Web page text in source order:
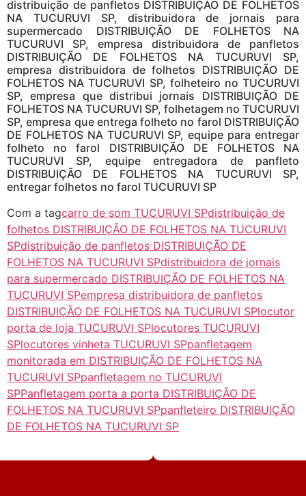
distribuição de panfletos DISTRIBUIÇÃO DE FOLHETOS
NA TUCURUVI SP, distribuidora de jornais para
supermercado DISTRIBUIÇÃO DE FOLHETOS NA
TUCURUVI SP, empresa distribuidora de panfletos
DISTRIBUIÇÃO DE FOLHETOS NA TUCURUVI SP,
empresa distribuidora de folhetos DISTRIBUIÇÃO DE
FOLHETOS NA TUCURUVI SP, folheteiro no TUCURUVI
SP, empresa que distribui jornais DISTRIBUIÇÃO DE
FOLHETOS NA TUCURUVI SP, folhetagem no TUCURUVI
SP, empresa que entrega folheto no farol DISTRIBUIÇÃO
DE FOLHETOS NA TUCURUVI SP, equipe para entregar
folheto no farol DISTRIBUIÇÃO DE FOLHETOS NA
TUCURUVI SP, equipe entregadora de panfleto
DISTRIBUIÇÃO DE FOLHETOS NA TUCURUVI SP,
entregar folhetos no farol TUCURUVI SP
Com a tagcarro de som TUCURUVI SPdistribuição de
folhetos DISTRIBUIÇÃO DE FOLHETOS NA TUCURUVI
SPdistribuição de panfletos DISTRIBUIÇÃO DE
FOLHETOS NA TUCURUVI SPdistribuidora de jornais
para supermercado DISTRIBUIÇÃO DE FOLHETOS NA
TUCURUVI SPempresa distribuidora de panfletos
DISTRIBUIÇÃO DE FOLHETOS NA TUCURUVI SPlocutor
porta de loja TUCURUVI SPlocutores TUCURUVI
SPlocutores vinheta TUCURUVI SPpanfletagem
monitorada em DISTRIBUIÇÃO DE FOLHETOS NA
TUCURUVI SPpanfletagem no TUCURUVI
SPPanfletagem porta a porta DISTRIBUIÇÃO DE
FOLHETOS NA TUCURUVI SPpanfleteiro DISTRIBUIÇÃO
DE FOLHETOS NA TUCURUVI SP